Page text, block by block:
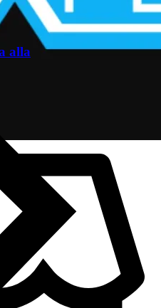
alla